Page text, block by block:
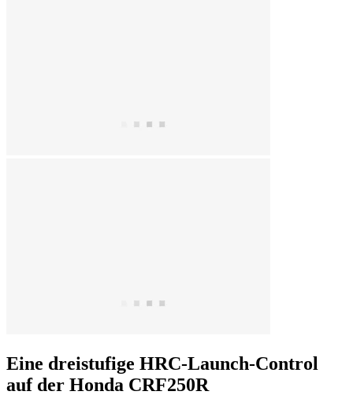
Eine dreistufige HRC-Launch-Control
auf der Honda CRF250R